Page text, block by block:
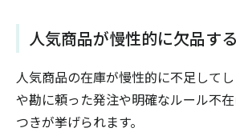
人気商品が慢性的に欠品する
人気商品の在庫が慢性的に不足して
や勘に頼った発注や明確なルール不
つきが挙げられます。